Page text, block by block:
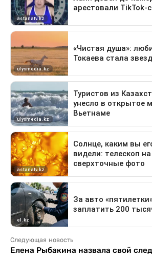
Следующая новость
Елена Рыбакина назвала свой